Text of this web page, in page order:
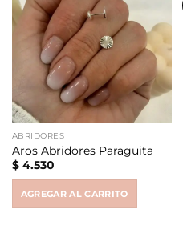
ABRIDORES
Aros Abridores Paraguita
$4.530
AGREGAR AL CARRITO